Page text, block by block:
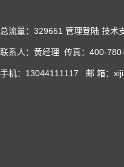
总流量：329651 管理登陆 技术
联系人：黄经理 传真：400-
手机：13044111117 邮 箱：